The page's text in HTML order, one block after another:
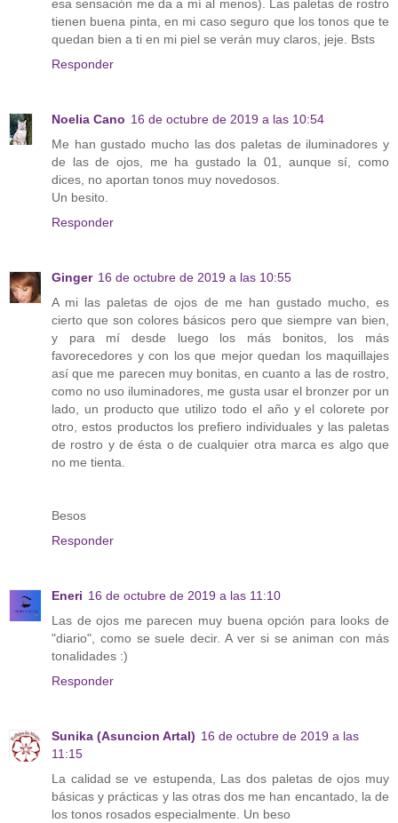
esa sensación me da a mí al menos). Las paletas de rostro
tienen buena pinta, en mi caso seguro que los tonos que te
quedan bien a ti en mi piel se verán muy claros, jeje. Bsts
Responder
Noelia Cano 16 de octubre de 2019 a las 10:54
Me han gustado mucho las dos paletas de iluminadores y
de las de ojos, me ha gustado la 01, aunque sí, como
dices, no aportan tonos muy novedosos.
Un besito.
Responder
Ginger 16 de octubre de 2019 a las 10:55
A mi las paletas de ojos de me han gustado mucho, es
cierto que son colores básicos pero que siempre van bien,
y para mí desde luego los más bonitos, los más
favorecedores y con los que mejor quedan los maquillajes
así que me parecen muy bonitas, en cuanto a las de rostro,
como no uso iluminadores, me gusta usar el bronzer por un
lado, un producto que utilizo todo el año y el colorete por
otro, estos productos los prefiero individuales y las paletas
de rostro y de ésta o de cualquier otra marca es algo que
no me tienta.
Besos
Responder
Eneri 16 de octubre de 2019 a las 11:10
Las de ojos me parecen muy buena opción para looks de
"diario", como se suele decir. A ver si se animan con más
tonalidades :)
Responder
Sunika (Asuncion Artal) 16 de octubre de 2019 a las
11:15
La calidad se ve estupenda, Las dos paletas de ojos muy
básicas y prácticas y las otras dos me han encantado, la de
los tonos rosados especialmente. Un beso